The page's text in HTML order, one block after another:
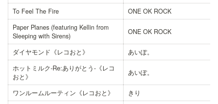
To Feel The Fire
ONE OK ROCK
Paper Planes (featuring Kellin from
Sleeping with Sirens)
ONE OK ROCK
ダイヤモンド《レコおと》
あいぽ。
ホットミルク-Re:ありがとう-《レコ
おと》
あいぽ。
ワンルームルーティン《レコおと》
きり